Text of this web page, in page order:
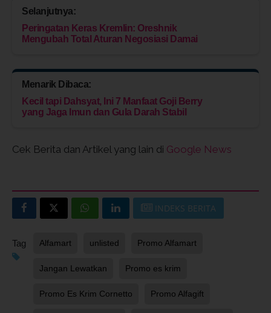
Selanjutnya:
Peringatan Keras Kremlin: Oreshnik
Mengubah Total Aturan Negosiasi Damai
Menarik Dibaca:
Kecil tapi Dahsyat, Ini 7 Manfaat Goji Berry
yang Jaga Imun dan Gula Darah Stabil
Cek Berita dan Artikel yang lain di Google News
INDEKS BERITA
Tag Alfamart unlisted Promo Alfamart
Jangan Lewatkan Promo es krim
Promo Es Krim Cornetto Promo Alfagift